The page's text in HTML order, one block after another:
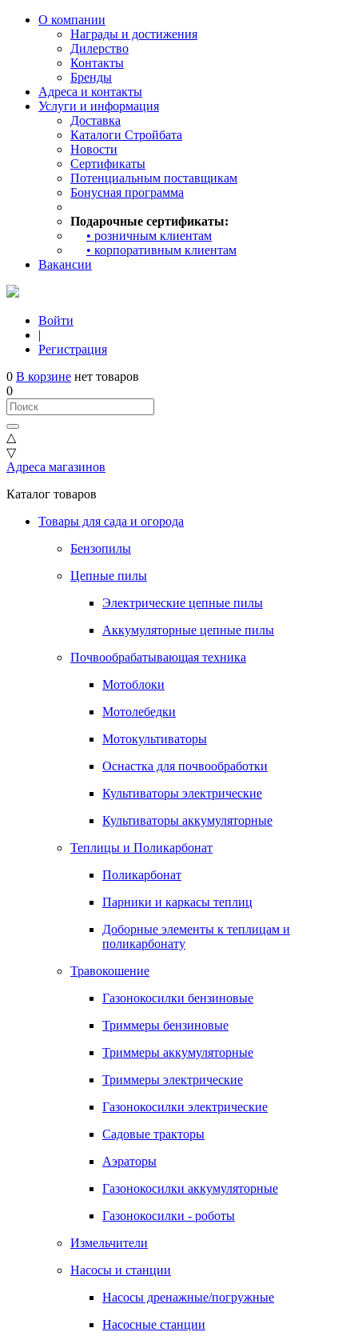
О компании
Награды и достижения
Дилерство
Контакты
Бренды
Адреса и контакты
Услуги и информация
Доставка
Каталоги Стройбата
Новости
Сертификаты
Потенциальным поставщикам
Бонусная программа
Подарочные сертификаты:
• розничным клиентам
• корпоративным клиентам
Вакансии
Войти
|
Регистрация
0 В корзине нет товаров
0
△
▽
Адреса магазинов
Каталог товаров
Товары для сада и огорода
Бензопилы
Цепные пилы
Электрические цепные пилы
Аккумуляторные цепные пилы
Почвообрабатывающая техника
Мотоблоки
Мотолебедки
Мотокультиваторы
Оснастка для почвообработки
Культиваторы электрические
Культиваторы аккумуляторные
Теплицы и Поликарбонат
Поликарбонат
Парники и каркасы теплиц
Доборные элементы к теплицам и
поликарбонату
Травокошение
Газонокосилки бензиновые
Триммеры бензиновые
Триммеры аккумуляторные
Триммеры электрические
Газонокосилки электрические
Садовые тракторы
Аэраторы
Газонокосилки аккумуляторные
Газонокосилки - роботы
Измельчители
Насосы и станции
Насосы дренажные/погружные
Насосные станции